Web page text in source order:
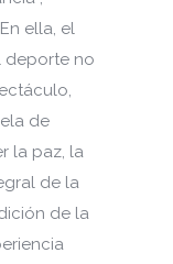
ella, el
deporte no
de
la paz, la
de la
de la